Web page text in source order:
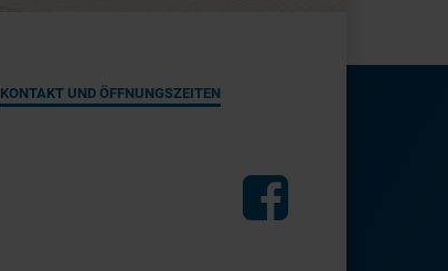
KONTAKT UND ÖFFNUNGSZEITEN